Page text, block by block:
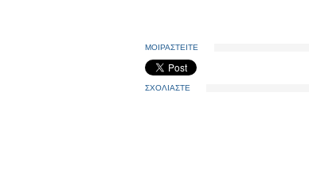
ΜΟΙΡΑΣΤΕΙΤΕ
ΣΧΟΛΙΑΣΤΕ